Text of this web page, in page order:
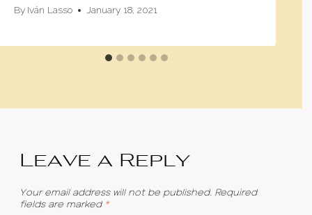
By Iván Lasso January 18, 2021
Leave a Reply
Your email address will not be published. Required
fields are marked *